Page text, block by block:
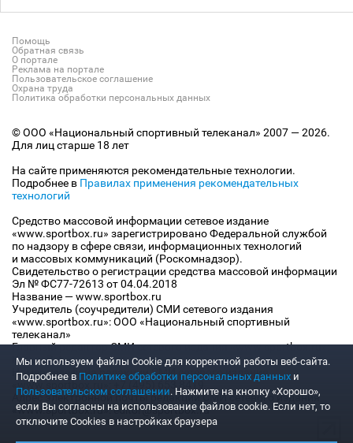
Помощь
Обратная связь
О портале
Реклама на портале
Пользовательское соглашение
Охрана труда
Политика обработки персональных данных
© ООО «Национальный спортивный телеканал» 2007 — 2026.
Для лиц старше 18 лет
На сайте применяются рекомендательные технологии.
Подробнее в Правилах применения рекомендательных
технологий
Средство массовой информации сетевое издание
«www.sportbox.ru» зарегистрировано Федеральной службой
по надзору в сфере связи, информационных технологий
и массовых коммуникаций (Роскомнадзор).
Свидетельство о регистрации средства массовой информации
Эл № ФС77-72613 от 04.04.2018
Название — www.sportbox.ru
Учредитель (соучредители) СМИ сетевого издания
«www.sportbox.ru»: ООО «Национальный спортивный
телеканал»
Главный редактор СМИ сетевого издания «www.sportbox.ru»:
Конов В.А.
Номер телефона редакции СМИ сетевого издания
«www.sportbox.ru»: +7 (495) 653 8419
Адрес электронной почты редакции СМИ сетевого издания
«www.sportbox.ru»: editor@sportbox.ru
Мы используем файлы Сookie для корректной работы веб-сайта.
Подробнее в Политике обработки персональных данных и
Пользовательском соглашении. Нажмите на кнопку «Хорошо»,
если Вы согласны на использование файлов cookie. Если нет, то
отключите Cookies в настройках браузера